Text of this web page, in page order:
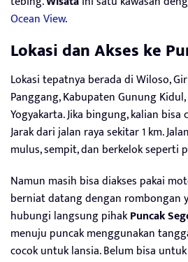
Ocean View.
Lokasi danAkses ke
Lokasi tepatnya berada di Wiloso,
Panggang, Kabupaten Gunung
Yogyakarta. Jika bingung, kalian bisa
Jarak dari jalan raya sekitar 1 km.
mulus, sempit, dan berkelok seperti
Namun masih bisa diakses pakai
berniat datang dengan rombongan
hubungi langsung pihakPuncak
menuju puncak menggunakan
cocok untuk lansia. Belum bisa